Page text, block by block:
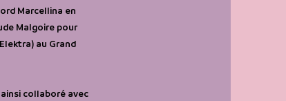
Marcellina en
Malgoire pour
au Grand
collaboré avec